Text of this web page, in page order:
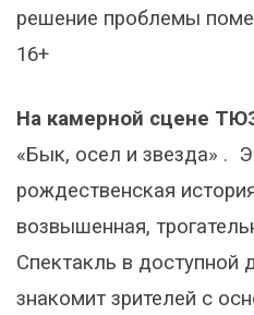
решение проблемы
16+
На камерной сцене
«Бык, осел и звезда» .
рождественская
возвышенная,
Спектакль в доступной
знакомит зрителей с